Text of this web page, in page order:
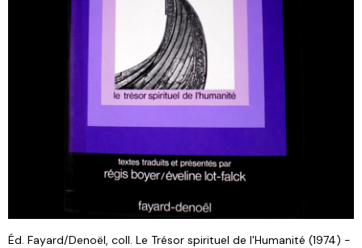
Éd. Fayard/Denoël, coll. Le Trésor spirituel de l'Humanité (1974) -